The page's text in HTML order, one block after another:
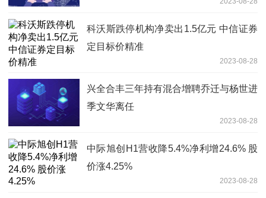
科沃斯跌停机构净卖出1.5亿元 中信证券
定目标价精准
2023-08-28
兴全合丰三年持有混合增聘乔迁与杨世进
季文华离任
2023-08-28
中际旭创H1营收降5.4%净利增24.6% 股
价涨4.25%
2023-08-28